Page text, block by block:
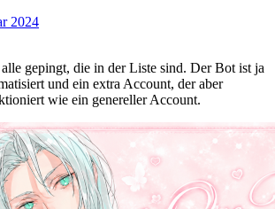
2024
gepingt, die in der Liste sind. Der Bot ist ja
und ein extra Account, der aber
wie ein genereller Account.